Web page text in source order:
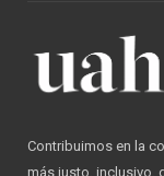
Contribuimos en la
más justo, inclusivo,